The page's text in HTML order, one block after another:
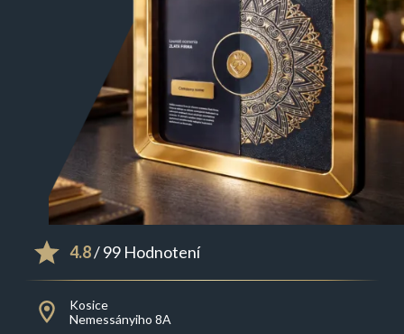
4.8/ 99 Hodnotení
Kosice
Nemessányiho 8A